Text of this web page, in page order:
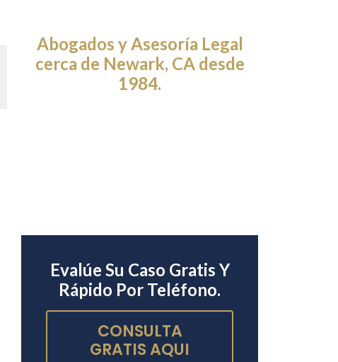
Abogados y Asesoría Legal
cerca de Newark, CA desde
1984.
Evalúe Su Caso Gratis Y
Rápido Por Teléfono.
CONSULTA
GRATIS AQUI